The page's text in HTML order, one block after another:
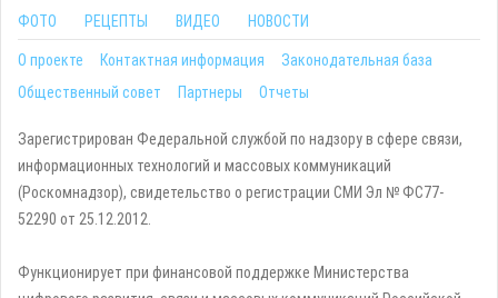
ФОТО
РЕЦЕПТЫ ВИДЕО НОВОСТИ
О проекте Контактная информация
Законодательная база
Общественный совет
Партнеры Отчеты
Зарегистрирован Федеральной службой по надзору в сфере связи,
информационных технологий и массовых коммуникаций
(Роскомнадзор), свидетельство о регистрации СМИ Эл № ФС77-
52290 от 25.12.2012.
Функционирует при финансовой поддержке Министерства